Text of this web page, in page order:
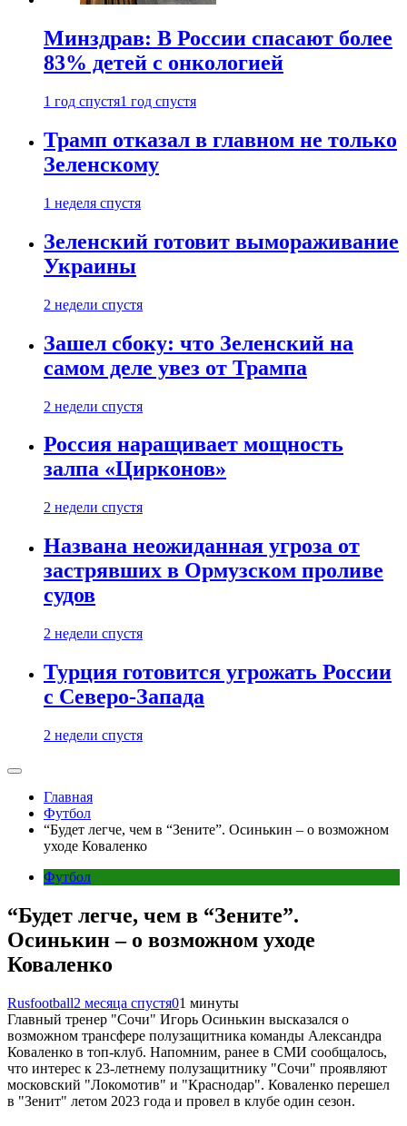
Минздрав: В России спасают более
83% детей с онкологией
1 год спустя1 год спустя
Трамп отказал в главном не только
Зеленскому
1 неделя спустя
Зеленский готовит вымораживание
Украины
2 недели спустя
Зашел сбоку: что Зеленский на
самом деле увез от Трампа
2 недели спустя
Россия наращивает мощность
залпа «Цирконов»
2 недели спустя
Названа неожиданная угроза от
застрявших в Ормузском проливе
судов
2 недели спустя
Турция готовится угрожать России
с Северо-Запада
2 недели спустя
Главная
Футбол
“Будет легче, чем в “Зените”. Осинькин – о возможном
уходе Коваленко
Футбол
“Будет легче, чем в “Зените”.
Осинькин – о возможном уходе
Коваленко
Rusfootball2 месяца спустя01 минуты
Главный тренер "Сочи" Игорь Осинькин высказался о
возможном трансфере полузащитника команды Александра
Коваленко в топ-клуб. Напомним, ранее в СМИ сообщалось,
что интерес к 23-летнему полузащитнику "Сочи" проявляют
московский "Локомотив" и "Краснодар". Коваленко перешел
в "Зенит" летом 2023 года и провел в клубе один сезон.